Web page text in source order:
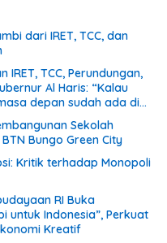
dari IRET, TCC, dan
IRET, TCC, Perundungan,
Al Haris: “Kalau
depan sudah ada di
Sekolah
Bungo Green City
Kritik terhadap Monopoli
RI Buka
untuk Indonesia”, Perkuat
Kreatif